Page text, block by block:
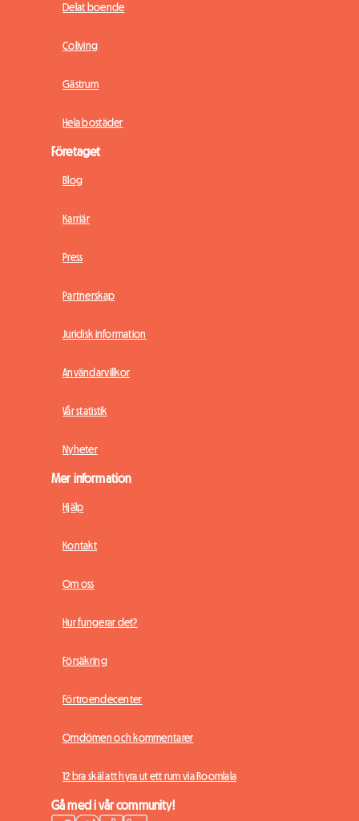
Delat boende
Coliving
Gästrum
Hela bostäder
Företaget
Blog
Karriär
Press
Partnerskap
Juridisk information
Användarvillkor
Vår statistik
Nyheter
Mer information
Hjälp
Kontakt
Om oss
Hur fungerar det?
Försäkring
Förtroendecenter
Omdömen och kommentarer
12 bra skäl att hyra ut ett rum via Roomlala
Gå med i vår community!